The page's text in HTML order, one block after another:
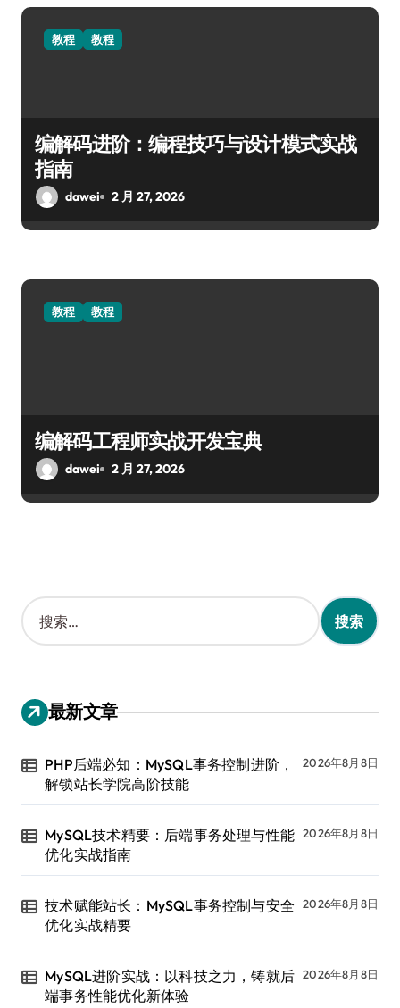
教程 教程
编解码进阶：编程技巧与设计模式实战
指南
dawei 2 月 27, 2026
教程 教程
编解码工程师实战开发宝典
dawei 2 月 27, 2026
搜
索
：
最新文章
PHP后端必知：MySQL事务控制进阶，
解锁站长学院高阶技能
2026年8月8日
MySQL技术精要：后端事务处理与性能
优化实战指南
2026年8月8日
技术赋能站长：MySQL事务控制与安全
优化实战精要
2026年8月8日
MySQL进阶实战：以科技之力，铸就后
端事务性能优化新体验
2026年8月8日